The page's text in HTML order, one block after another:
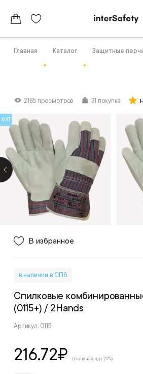
Главная Каталог Защитные
2185 просмотров 31 покупка
ХИТ
В избранное
в наличии в СПб
Спилковые
(0115+) / 2Hands
Артикул: 0115
216.72₽ (включая ндс 22%)